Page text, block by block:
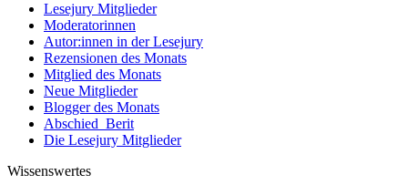
Lesejury Mitglieder
Moderatorinnen
Autor:innen in der Lesejury
Rezensionen des Monats
Mitglied des Monats
Neue Mitglieder
Blogger des Monats
Abschied_Berit
Die Lesejury Mitglieder
Wissenswertes